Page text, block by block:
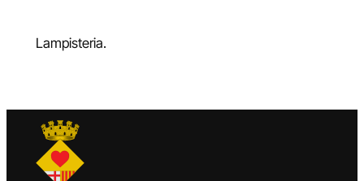
Lampisteria.